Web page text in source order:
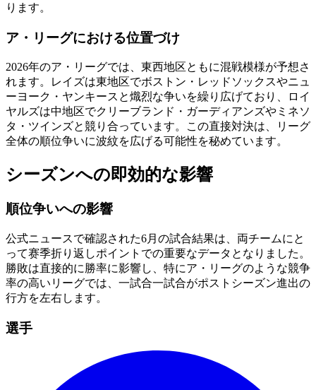
ります。
ア・リーグにおける位置づけ
2026年のア・リーグでは、東西地区ともに混戦模様が予想さ
れます。レイズは東地区でボストン・レッドソックスやニュ
ーヨーク・ヤンキースと熾烈な争いを繰り広げており、ロイ
ヤルズは中地区でクリーブランド・ガーディアンズやミネソ
タ・ツインズと競り合っています。この直接対決は、リーグ
全体の順位争いに波紋を広げる可能性を秘めています。
シーズンへの即効的な影響
順位争いへの影響
公式ニュースで確認された6月の試合結果は、両チームにと
って赛季折り返しポイントでの重要なデータとなりました。
勝敗は直接的に勝率に影響し、特にア・リーグのような競争
率の高いリーグでは、一試合一試合がポストシーズン進出の
行方を左右します。
選手